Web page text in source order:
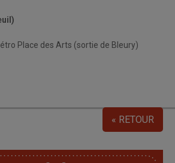
Place des Arts (sortie de Bleury)
« RETOUR